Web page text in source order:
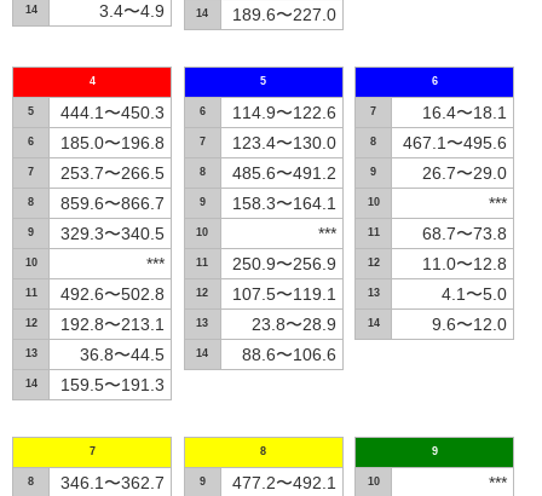
14 3.4〜4.9 14 189.6〜227.0
4
5 444.1〜450.3
6 185.0〜196.8
7 253.7〜266.5
8 859.6〜866.7
9 329.3〜340.5
10 ***
11 492.6〜502.8
12 192.8〜213.1
13 36.8〜44.5
14 159.5〜191.3
5
6 114.9〜122.6
7 123.4〜130.0
8 485.6〜491.2
9 158.3〜164.1
10 ***
11 250.9〜256.9
12 107.5〜119.1
13 23.8〜28.9
14 88.6〜106.6
6
7 16.4〜18.1
8 467.1〜495.6
9 26.7〜29.0
10 ***
11 68.7〜73.8
12 11.0〜12.8
13 4.1〜5.0
14 9.6〜12.0
7
8 346.1〜362.7
8
9 477.2〜492.1
9
10 ***